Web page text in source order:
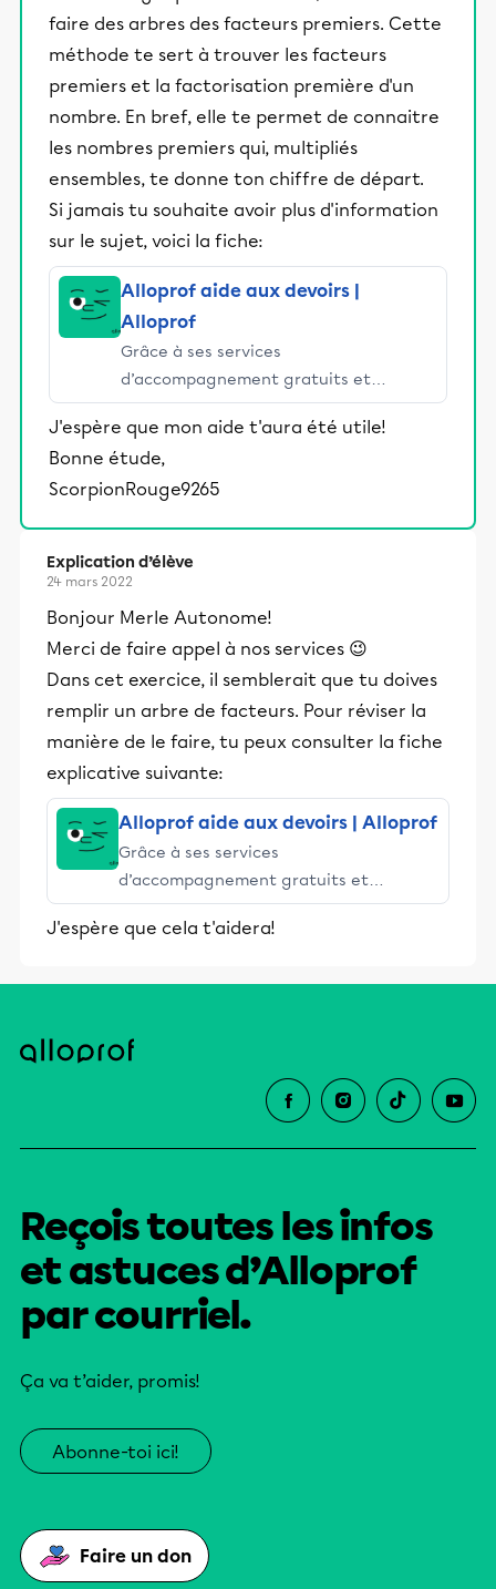
faire des arbres des facteurs premiers. Cette
méthode te sert à trouver les facteurs
premiers et la factorisation première d'un
nombre. En bref, elle te permet de connaitre
les nombres premiers qui, multipliés
ensembles, te donne ton chiffre de départ.
Si jamais tu souhaite avoir plus d'information
sur le sujet, voici la fiche:
Alloprof aide aux devoirs |
Alloprof
Grâce à ses services
d’accompagnement gratuits et
stimulants, Alloprof engage les élèves
et leurs parents dans la réussite
éducative.
J'espère que mon aide t'aura été utile!
Bonne étude,
ScorpionRouge9265
Explication d’élève
24 mars 2022
Bonjour Merle Autonome!
Merci de faire appel à nos services 😉
Dans cet exercice, il semblerait que tu doives
remplir un arbre de facteurs. Pour réviser la
manière de le faire, tu peux consulter la fiche
explicative suivante:
Alloprof aide aux devoirs | Alloprof
Grâce à ses services
d’accompagnement gratuits et
stimulants, Alloprof engage les élèves
et leurs parents dans la réussite
J'espère que cela t'aidera!
Reçois toutes les infos
et astuces d’Alloprof
par courriel.
Ça va t’aider, promis!
Abonne-toi ici!
Faire un don